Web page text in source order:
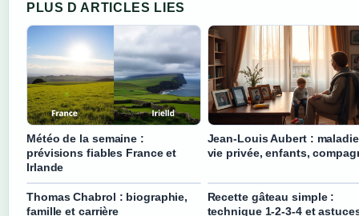
PLUS D ARTICLES LIES
Météo de la semaine :
prévisions fiables France et
Irlande
Jean-Louis Aubert :
vie privée, enfants,
Thomas Chabrol : biographie,
famille et carrière
Recette gâteau simple :
technique 1-2-3-4 et